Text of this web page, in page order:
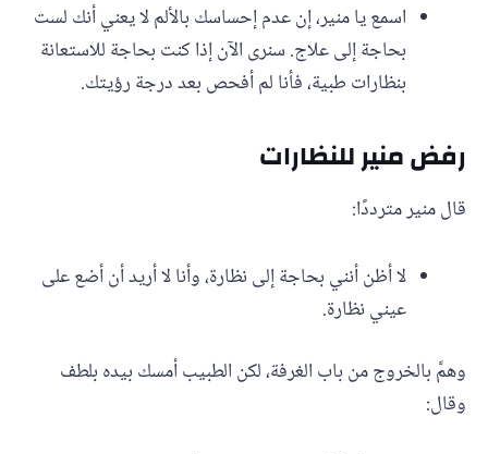
اسمع يا منير، إن عدم إحساسك بالألم لا يعني أنك لست
بحاجة إلى علاج. سنرى الآن إذا كنت بحاجة للاستعانة
بنظارات طبية، فأنا لم أفحص بعد درجة رؤيتك.
رفض منير للنظارات
قال منير مترددًا:
لا أظن أنني بحاجة إلى نظارة، وأنا لا أريد أن أضع على
عيني نظارة.
وهمَّ بالخروج من باب الغرفة، لكن الطبيب أمسك بيده بلطف
وقال: